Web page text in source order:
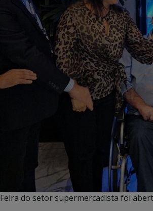
Feira do setor supermercadista foi